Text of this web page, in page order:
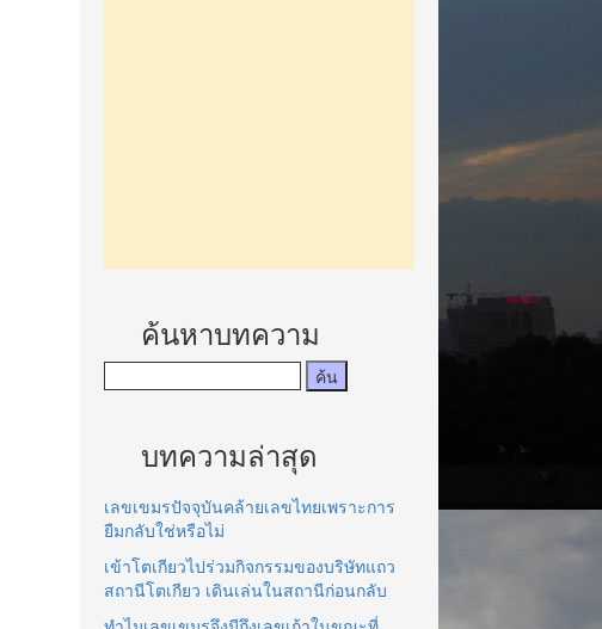
ค้นหาบทความ
บทความล่าสุด
เลขเขมรปัจจุบันคล้ายเลขไทยเพราะการ
ยืมกลับใช่หรือไม่
เข้าโตเกียวไปร่วมกิจกรรมของบริษัทแถว
สถานีโตเกียว เดินเล่นในสถานีก่อนกลับ